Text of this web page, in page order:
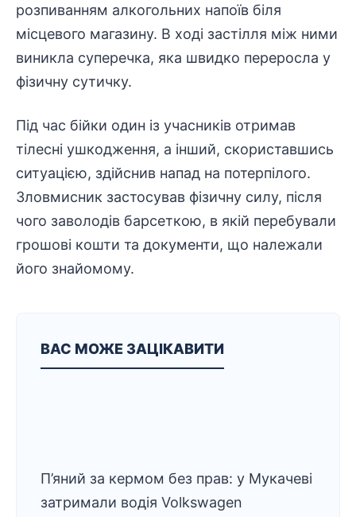
розпиванням алкогольних напоїв біля
місцевого магазину. В ході застілля між ними
виникла суперечка, яка швидко переросла у
фізичну сутичку.
Під час бійки один із учасників отримав
тілесні ушкодження, а інший, скориставшись
ситуацією, здійснив напад на потерпілого.
Зловмисник застосував фізичну силу, після
чого заволодів барсеткою, в якій перебували
грошові кошти та документи, що належали
його знайомому.
ВАС МОЖЕ ЗАЦІКАВИТИ
П’яний за кермом без прав: у Мукачеві
затримали водія Volkswagen